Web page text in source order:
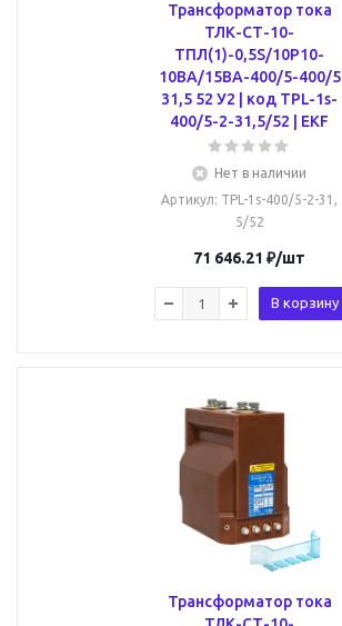
Трансформатор тока
ТЛК-СТ-10-
ТПЛ(1)-0,5S/10Р10-
10ВА/15ВА-400/5-400/5
31,5 52 У2 | код TPL-1s-
400/5-2-31,5/52 | EKF
Нет в наличии
Артикул: TPL-1s-400/5-2-31,
5/52
71 646.21 ₽/шт
В корзину
Трансформатор тока